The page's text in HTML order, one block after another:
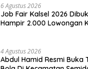
6 Agustus 2026
Job Fair Kalsel 2026
Hampir 2.000 Lowongan
4 Agustus 2026
Abdul Hamid Resmi Buka